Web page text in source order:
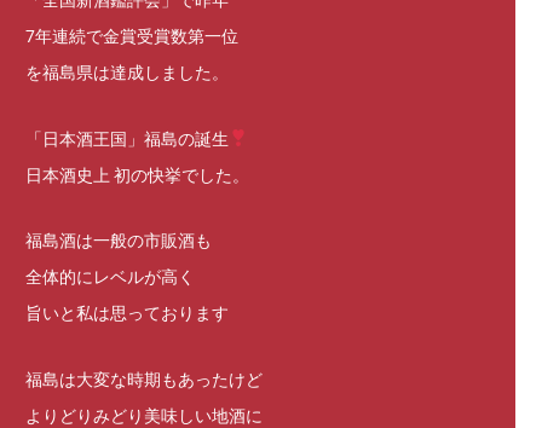
7年連続で金賞受賞数第一位
を福島県は達成しました。
「日本酒王国」福島の誕生
日本酒史上 初の快挙でした。
福島酒は一般の市販酒も
全体的にレベルが高く
旨いと私は思っております
福島は大変な時期もあったけど
よりどりみどり美味しい地酒に